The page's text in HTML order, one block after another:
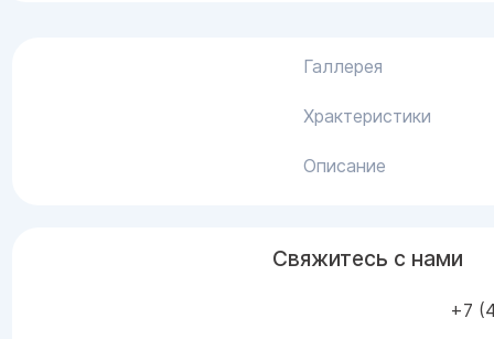
Галлерея
Храктеристики
Описание
Свяжитесь с нами
+7